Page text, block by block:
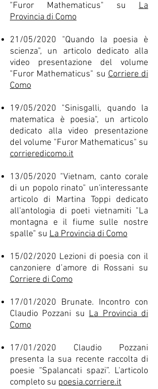
"Furor Mathematicus" su La
Provincia di Como
21/05/2020 "Quando la poesia è
scienza", un articolo dedicato alla
video presentazione del volume
"Furor Mathematicus" su Corriere di
Como
19/05/2020 "Sinisgalli, quando la
matematica è poesia", un articolo
dedicato alla video presentazione
del volume "Furor Mathematicus" su
corrieredicomo.it
13/05/2020 "Vietnam, canto corale
di un popolo rinato" un'interessante
articolo di Martina Toppi dedicato
all'antologia di poeti vietnamiti "La
montagna e il fiume sulle nostre
spalle" su La Provincia di Como
15/02/2020 Lezioni di poesia con il
canzoniere d’amore di Rossani su
Corriere di Como
17/01/2020 Brunate. Incontro con
Claudio Pozzani su La Provincia di
Como
17/01/2020 Claudio Pozzani
presenta la sua recente raccolta di
poesie “Spalancati spazi”. L'articolo
completo su poesia.corriere.it